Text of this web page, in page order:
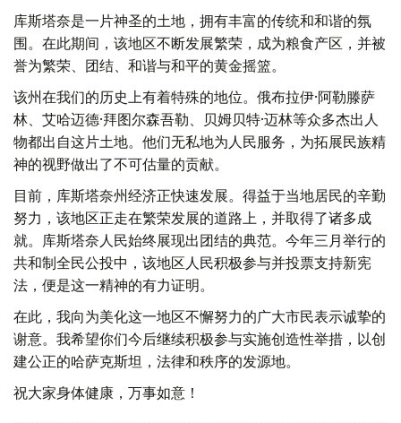
库斯塔奈是一片神圣的土地，拥有丰富的传统和和谐的氛
围。在此期间，该地区不断发展繁荣，成为粮食产区，并被
誉为繁荣、团结、和谐与和平的黄金摇篮。
该州在我们的历史上有着特殊的地位。俄布拉伊·阿勒滕萨
林、艾哈迈德·拜图尔森吾勒、贝姆贝特·迈林等众多杰出人
物都出自这片土地。他们无私地为人民服务，为拓展民族精
神的视野做出了不可估量的贡献。
目前，库斯塔奈州经济正快速发展。得益于当地居民的辛勤
努力，该地区正走在繁荣发展的道路上，并取得了诸多成
就。库斯塔奈人民始终展现出团结的典范。今年三月举行的
共和制全民公投中，该地区人民积极参与并投票支持新宪
法，便是这一精神的有力证明。
在此，我向为美化这一地区不懈努力的广大市民表示诚挚的
谢意。我希望你们今后继续积极参与实施创造性举措，以创
建公正的哈萨克斯坦，法律和秩序的发源地。
祝大家身体健康，万事如意！